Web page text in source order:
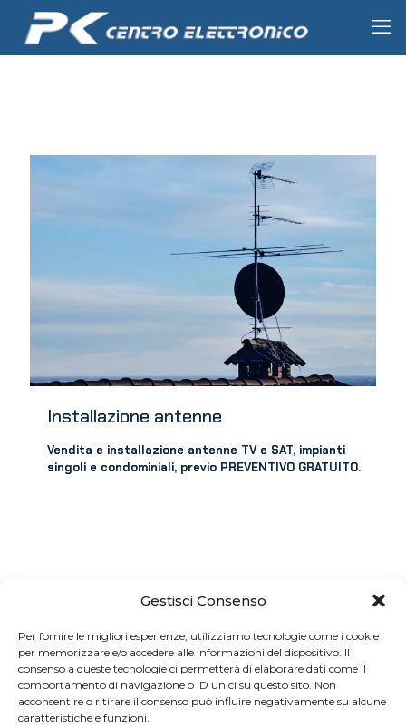
Gestisci Consenso
Per fornire le migliori esperienze, utilizziamo tecnologie come i cookie
per memorizzare e/o accedere alle informazioni del dispositivo. Il
consenso a queste tecnologie ci permetterà di elaborare dati come il
comportamento di navigazione o ID unici su questo sito. Non
acconsentire o ritirare il consenso può influire negativamente su alcune
caratteristiche e funzioni.
Installazione antenne
Vendita e installazione antenne TV e SAT, impianti
singoli e condominiali, previo PREVENTIVO GRATUITO.
CONTATTI
+39 0481 45415
pkcentro@pkelettronica.it